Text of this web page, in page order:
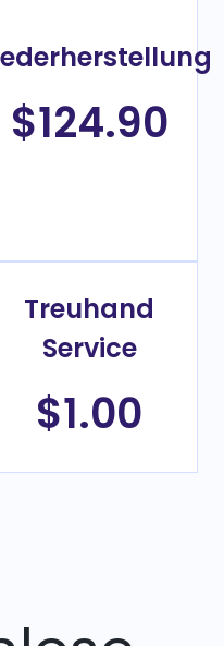
/Jahr
$124.90
Treuhand
Service
$1.00